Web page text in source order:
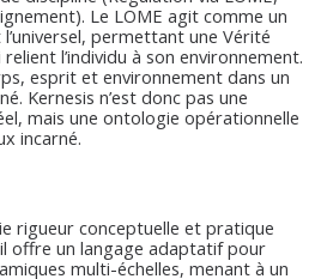
Le LOME agit comme un
permettant une Vérité
l’individu à son environnement.
esprit et environnement dans un
Kernesis n’est donc pas une
mais une ontologie opérationnelle
incarné.
rigueur conceptuelle et pratique
offre un langage adaptatif pour
multi-échelles, menant à un